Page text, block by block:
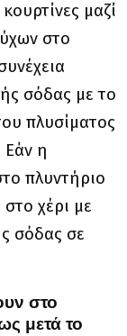
μαζί
στο
σόδας με το
πλυσίματος
Εάν η
πλυντήριο
χέρι με
σόδας σε
στο
μετά το